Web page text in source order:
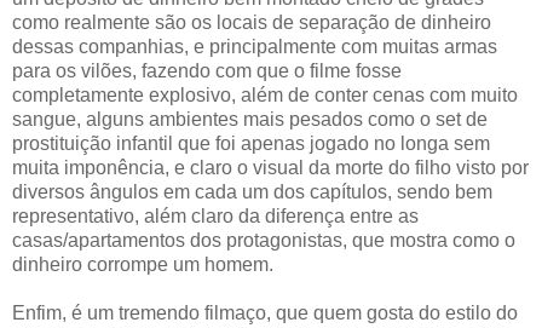
como realmente são os locais de separação de dinheiro
dessas companhias, e principalmente com muitas armas
para os vilões, fazendo com que o filme fosse
completamente explosivo, além de conter cenas com muito
sangue, alguns ambientes mais pesados como o set de
prostituição infantil que foi apenas jogado no longa sem
muita imponência, e claro o visual da morte do filho visto por
diversos ângulos em cada um dos capítulos, sendo bem
representativo, além claro da diferença entre as
casas/apartamentos dos protagonistas, que mostra como o
dinheiro corrompe um homem.
Enfim, é um tremendo filmaço, que quem gosta do estilo do